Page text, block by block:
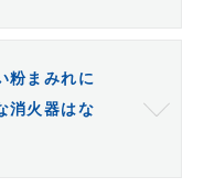
粉まみれに
消火器はな